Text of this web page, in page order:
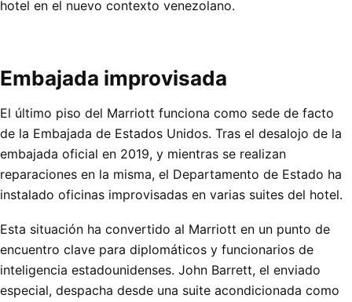
hotel en el nuevo contexto venezolano.
Embajada improvisada
El último piso del Marriott funciona como sede de facto
de la Embajada de Estados Unidos. Tras el desalojo de la
embajada oficial en 2019, y mientras se realizan
reparaciones en la misma, el Departamento de Estado ha
instalado oficinas improvisadas en varias suites del hotel.
Esta situación ha convertido al Marriott en un punto de
encuentro clave para diplomáticos y funcionarios de
inteligencia estadounidenses. John Barrett, el enviado
especial, despacha desde una suite acondicionada como